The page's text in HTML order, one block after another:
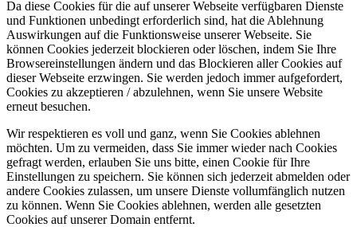
Da diese Cookies für die auf unserer Webseite verfügbaren Dienste
und Funktionen unbedingt erforderlich sind, hat die Ablehnung
Auswirkungen auf die Funktionsweise unserer Webseite. Sie
können Cookies jederzeit blockieren oder löschen, indem Sie Ihre
Browsereinstellungen ändern und das Blockieren aller Cookies auf
dieser Webseite erzwingen. Sie werden jedoch immer aufgefordert,
Cookies zu akzeptieren / abzulehnen, wenn Sie unsere Website
erneut besuchen.
Wir respektieren es voll und ganz, wenn Sie Cookies ablehnen
möchten. Um zu vermeiden, dass Sie immer wieder nach Cookies
gefragt werden, erlauben Sie uns bitte, einen Cookie für Ihre
Einstellungen zu speichern. Sie können sich jederzeit abmelden oder
andere Cookies zulassen, um unsere Dienste vollumfänglich nutzen
zu können. Wenn Sie Cookies ablehnen, werden alle gesetzten
Cookies auf unserer Domain entfernt.